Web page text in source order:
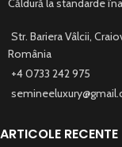
Căldură la standarde
Str. Bariera Vâlcii,
România
+4 0733 242 975
ARTICOLE RECENTE